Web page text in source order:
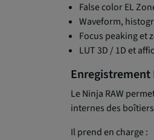
False color EL
Waveform,
Focus peaking et
LUT 3D / 1D et
Enregistrement
Le Ninja RAW
internes des
Il prend en charge :